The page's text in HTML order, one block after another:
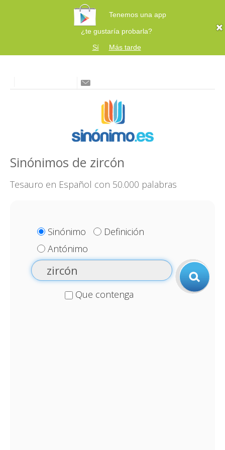
Tenemos una app
¿te gustaría probarla?
Sí
Más tarde
Sinónimos de zircón
Tesauro en Español con 50.000 palabras
Sinónimo
Definición
Antónimo
Que contenga